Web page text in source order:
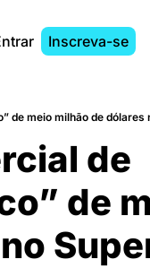
Inscreva-se
de meio milhão de dólares
de
de